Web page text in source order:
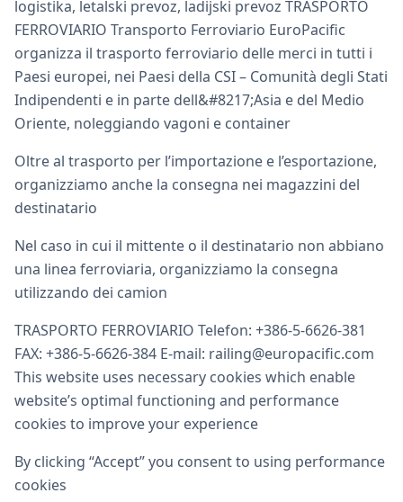
logistika, letalski prevoz, ladijski prevoz TRASPORTO
FERROVIARIO Transporto Ferroviario EuroPacific
organizza il trasporto ferroviario delle merci in tutti i
Paesi europei, nei Paesi della CSI – Comunità degli Stati
Indipendenti e in parte dell&#8217;Asia e del Medio
Oriente, noleggiando vagoni e container
Oltre al trasporto per l’importazione e l’esportazione,
organizziamo anche la consegna nei magazzini del
destinatario
Nel caso in cui il mittente o il destinatario non abbiano
una linea ferroviaria, organizziamo la consegna
utilizzando dei camion
TRASPORTO FERROVIARIO Telefon: +386-5-6626-381
FAX: +386-5-6626-384 E-mail: railing@europacific.com
This website uses necessary cookies which enable
website’s optimal functioning and performance
cookies to improve your experience
By clicking “Accept” you consent to using performance
cookies